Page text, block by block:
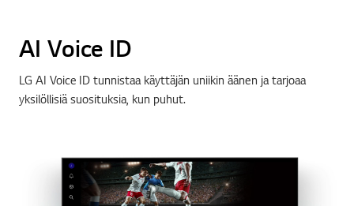
AI Voice ID
LG AI Voice ID tunnistaa käyttäjän uniikin äänen ja tarjoaa
yksilöllisiä suosituksia, kun puhut.